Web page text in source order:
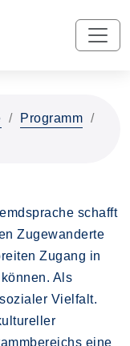
Programm
schafft
Zugewanderte
Zugang in
Als
Vielfalt.
eine